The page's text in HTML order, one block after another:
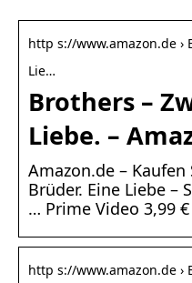
http s://www.amazon.de ›
Lie…
Brothers –
Liebe. –
Amazon.de –
Brüder. Eine Liebe
… Prime Video 3,99
http s://www.amazon.de